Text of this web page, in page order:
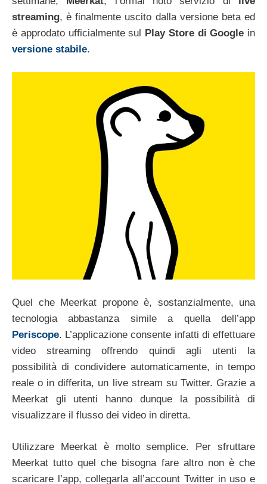
streaming, è finalmente uscito dalla versione beta ed
è approdato ufficialmente sul Play Store di Google in
versione stabile.
Quel che Meerkat propone è, sostanzialmente, una
tecnologia abbastanza simile a quella dell’app
Periscope. L’applicazione consente infatti di effettuare
video streaming offrendo quindi agli utenti la
possibilità di condividere automaticamente, in tempo
reale o in differita, un live stream su Twitter. Grazie a
Meerkat gli utenti hanno dunque la possibilità di
visualizzare il flusso dei video in diretta.
Utilizzare Meerkat è molto semplice. Per sfruttare
Meerkat tutto quel che bisogna fare altro non è che
scaricare l’app, collegarla all’account Twitter in uso e